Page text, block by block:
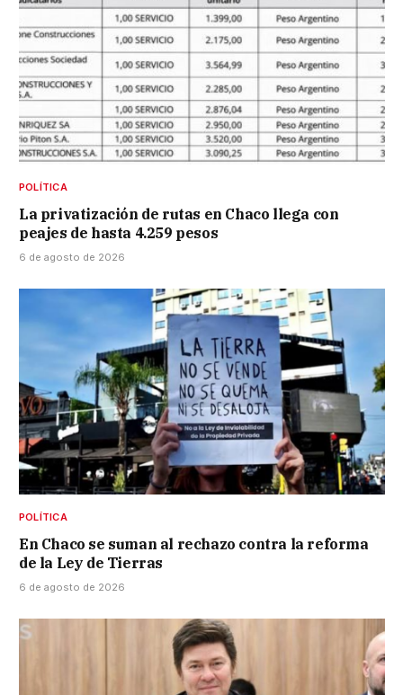
POLÍTICA
La privatización de rutas en Chaco llega con
peajes de hasta 4.259 pesos
6 de agosto de 2026
POLÍTICA
En Chaco se suman al rechazo contra la reforma
de la Ley de Tierras
6 de agosto de 2026